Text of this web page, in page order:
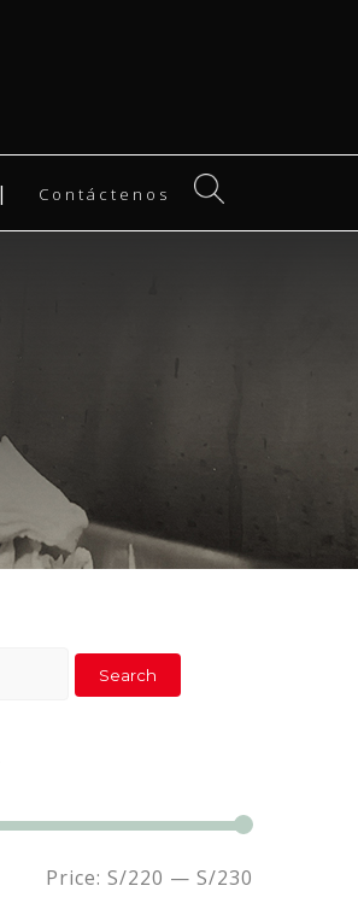
Contáctenos
Search
Price: S/220 — S/230